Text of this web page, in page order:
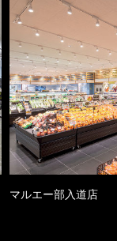
マルエー部入道店